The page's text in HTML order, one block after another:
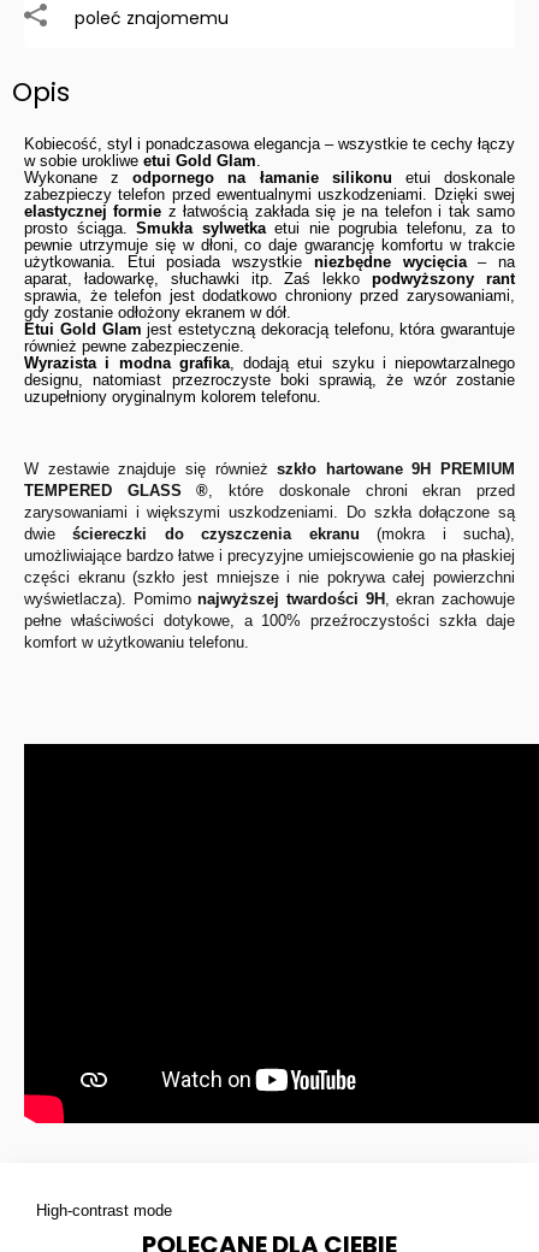
poleć znajomemu
Opis
Kobiecość, styl i ponadczasowa elegancja – wszystkie te cechy łączy
w sobie urokliwe etui Gold Glam.
Wykonane zodpornego na łamanie silikonu etui doskonale
zabezpieczy telefon przed ewentualnymi uszkodzeniami. Dzięki swej
elastycznej formie z łatwością zakłada się je na telefon i tak samo
prosto ściąga.Smukła sylwetkaetui nie pogrubia telefonu, za to
pewnie utrzymuje się w dłoni, co daje gwarancję komfortu w trakcie
użytkowania. Etui posiada wszystkie niezbędne wycięcia– na
aparat, ładowarkę, słuchawki itp. Zaś lekkopodwyższony rant
sprawia, że telefon jest dodatkowo chroniony przed zarysowaniami,
gdy zostanie odłożony ekranem w dół.
Etui Gold Glam jest estetyczną dekoracją telefonu, która gwarantuje
również pewne zabezpieczenie.
Wyrazista i modna grafika, dodają etui szyku i niepowtarzalnego
designu, natomiast przezroczyste boki sprawią, że wzór zostanie
uzupełniony oryginalnym kolorem telefonu.
W zestawie znajduje się równieższkło hartowane 9H
PREMIUM
TEMPERED GLASS ®, które doskonale chroni ekran przed
zarysowaniami i większymi uszkodzeniami. Do szkła dołączone są
dwieściereczki do czyszczenia ekranu (mokra i sucha),
umożliwiające bardzo łatwe i precyzyjne umiejscowienie go na płaskiej
części ekranu (szkło jest mniejsze i nie pokrywa całej powierzchni
wyświetlacza). Pomimonajwyższej twardości 9H , ekran zachowuje
pełne właściwości dotykowe, a 100% przeźroczystości szkła daje
komfort w użytkowaniu telefonu.
High-contrast mode
POLECANE DLA CIEBIE